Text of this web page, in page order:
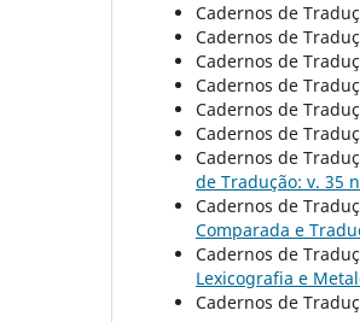
Cadernos de
Cadernos de
Cadernos de
Cadernos de
Cadernos de
Cadernos de
Cadernos de
de Tradução: v. 35
Cadernos de
Comparada e
Cadernos de
Lexicografia e
Cadernos de